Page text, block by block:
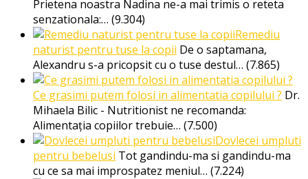
Prietena noastra Nadina ne-a mai trimis o reteta
senzationala:… (9.304)
Remediu
naturist pentru tuse la copii De o saptamana,
Alexandru s-a pricopsit cu o tuse destul… (7.865)
Ce grasimi putem folosi in alimentatia copilului ? Dr.
Mihaela Bilic - Nutritionist ne recomanda:
Alimentația copiilor trebuie… (7.500)
Dovlecei umpluti
pentru bebelusi Tot gandindu-ma si gandindu-ma
cu ce sa mai improspatez meniul… (7.224)